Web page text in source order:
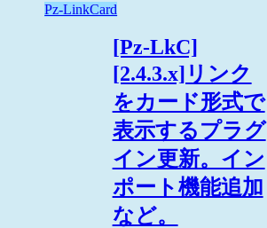
Pz-LinkCard
[Pz-LkC]
[2.4.3.x]リンク
をカード形式で
表示するプラグ
イン更新。イン
ポート機能追加
など。